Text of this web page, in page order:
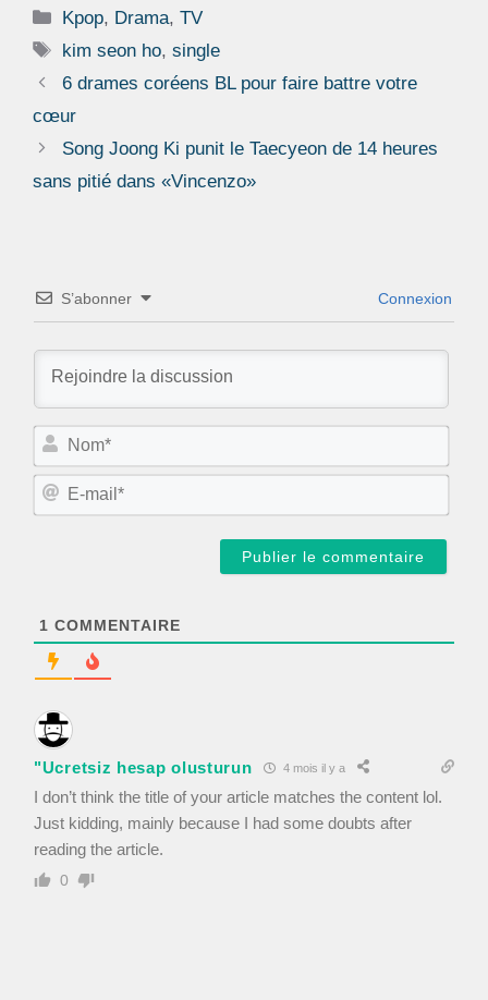
Catégories
Kpop, Drama,TV
Étiquettes
kim seon ho,single
6 drames coréens BL pour faire battre votre
cœur
Song Joong Ki punit le Taecyeon de 14 heures
sans pitié dans «Vincenzo»
S’abonner Connexion
N
m
E
1 COMMENTAIRE
"Ucretsiz hesap olusturun 4 mois il y a
I don’t think the title of your article matches the content lol.
Just kidding, mainly because I had some doubts after
reading the article.
0